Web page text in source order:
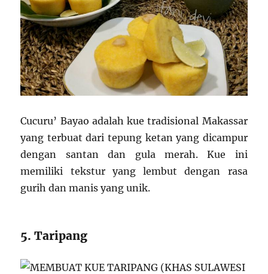
Cucuru’ Bayao adalah kue tradisional Makassar
yang terbuat dari tepung ketan yang dicampur
dengan santan dan gula merah. Kue ini
memiliki tekstur yang lembut dengan rasa
gurih dan manis yang unik.
5. Taripang